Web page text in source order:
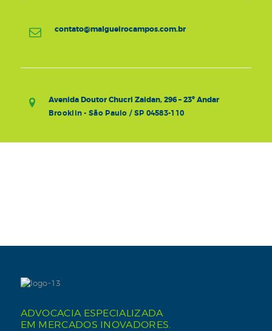
contato@malgueirocampos.com.br
Avenida Doutor Chucri Zaidan, 296 – 23º Andar
Brooklin - São Paulo / SP 04583-110
ADVOCACIA ESPECIALIZADA
EM MERCADOS INOVADORES.